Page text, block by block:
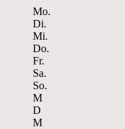
Mo.
Di.
Mi.
Do.
Fr.
Sa.
So.
M
D
M